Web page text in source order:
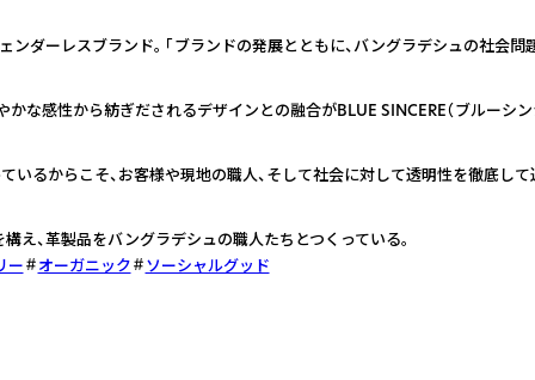
ダーレスブランド。 「ブランドの発展とともに、バングラデシュの社会問
な感性から紡ぎだされるデザインとの融合がBLUE SINCERE（ブルーシン
るからこそ、お客様や現地の職人、そして社会に対して透明性を徹底して
、革製品をバングラデシュの職人たちとつくっている。
ー
オーガニック ソーシャルグッド